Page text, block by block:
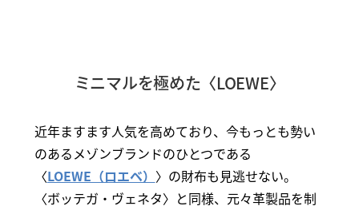
ミニマルを極めた〈LOEWE〉
近年ますます人気を高めており、今もっとも勢い
のあるメゾンブランドのひとつである
〈LOEWE（ロエベ） 〉の財布も見逃せない。
〈ボッテガ・ヴェネタ〉と同様、元々革製品を制